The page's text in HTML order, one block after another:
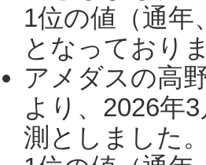
1位の値（通年
となっており
アメダスの高
より、2026年
測としました